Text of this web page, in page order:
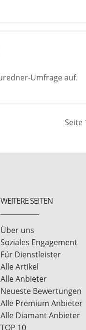
Umfrage auf.
Seite
WEITERE SEITEN
Über uns
Soziales Engagement
Für Dienstleister
Alle Artikel
Alle Anbieter
Neueste Bewertungen
Alle Premium Anbieter
Alle Diamant Anbieter
TOP 10